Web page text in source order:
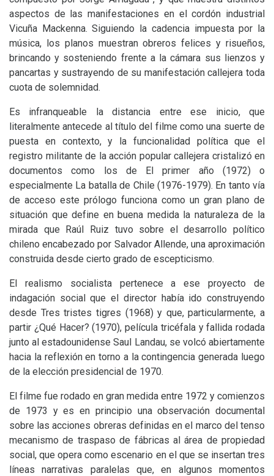
aspectos de las manifestaciones en el cordón industrial
Vicuña Mackenna. Siguiendo la cadencia impuesta por la
música, los planos muestran obreros felices y risueños,
brincando y sosteniendo frente a la cámara sus lienzos y
pancartas y sustrayendo de su manifestación callejera toda
cuota de solemnidad.
Es infranqueable la distancia entre ese inicio, que
literalmente antecede al título del filme como una suerte de
puesta en contexto, y la funcionalidad política que el
registro militante de la acción popular callejera cristalizó en
documentos como los de El primer año (1972) o
especialmente La batalla de Chile (1976-1979). En tanto vía
de acceso este prólogo funciona como un gran plano de
situación que define en buena medida la naturaleza de la
mirada que Raúl Ruiz tuvo sobre el desarrollo político
chileno encabezado por Salvador Allende, una aproximación
construida desde cierto grado de escepticismo.
El realismo socialista pertenece a ese proyecto de
indagación social que el director había ido construyendo
desde Tres tristes tigres (1968) y que, particularmente, a
partir ¿Qué Hacer? (1970), película tricéfala y fallida rodada
junto al estadounidense Saul Landau, se volcó abiertamente
hacia la reflexión en torno a la contingencia generada luego
de la elección presidencial de 1970.
El filme fue rodado en gran medida entre 1972 y comienzos
de 1973 y es en principio una observación documental
sobre las acciones obreras definidas en el marco del tenso
mecanismo de traspaso de fábricas al área de propiedad
social, que opera como escenario en el que se insertan tres
líneas narrativas paralelas que, en algunos momentos